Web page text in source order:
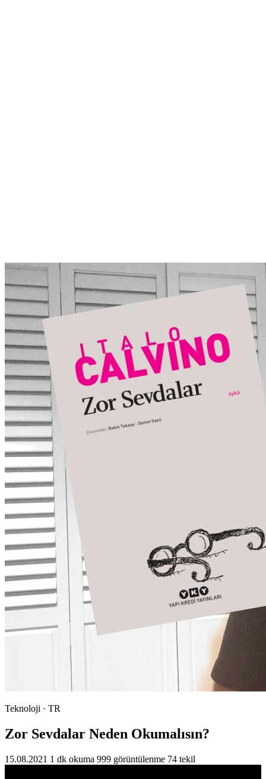
Teknoloji · TR
Zor Sevdalar Neden Okumalısın?
15.08.2021 1 dk okuma 999 görüntülenme 74 tekil